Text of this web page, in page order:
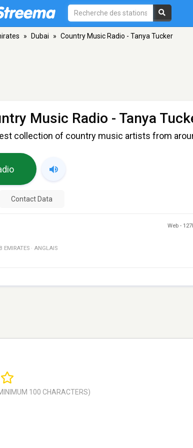
» Dubai » Country Music Radio - Tanya Tucker
Music Radio - Tanya
collection of country music artists from
Contact Data
Web -
EMIRATES · ANGLAIS